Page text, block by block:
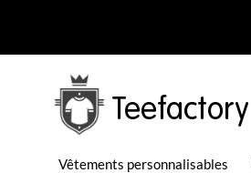
Teefactory
Vêtements personnalisables